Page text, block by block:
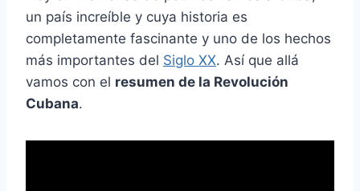
un país increíble y cuya historia es
completamente fascinante y uno de los hechos
más importantes del Siglo XX. Así que allá
vamos con el resumen de la Revolución
Cubana.